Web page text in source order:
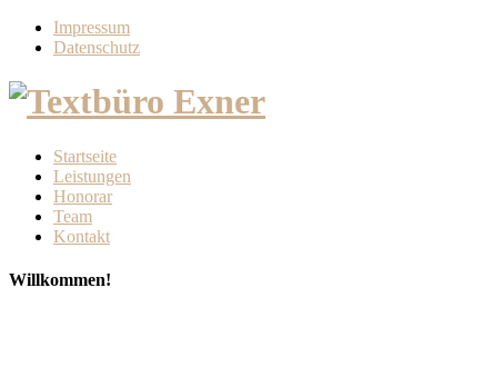
Impressum
Datenschutz
Startseite
Leistungen
Honorar
Team
Kontakt
Willkommen!